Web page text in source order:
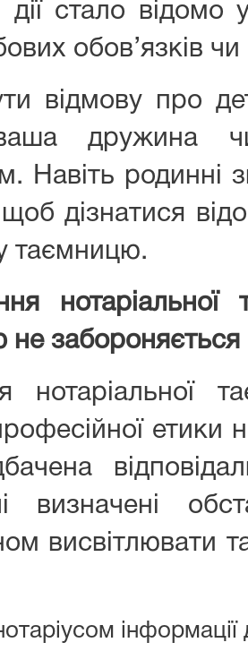
дії стало
обов’язків чи
відмову про
дружина
Навіть родинні
дізнатися
таємницю.
не забороняється
нотаріальної
етики
визначені
висвітлювати